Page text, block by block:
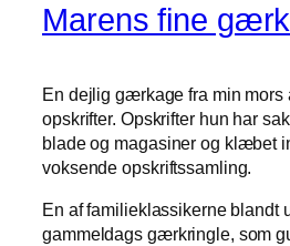
Marens fine
En dejlig gærkage fra min mors
opskrifter. Opskrifter hun har
blade og magasiner og klæbet
voksende opskriftssamling.
En af familieklassikerne blandt
gammeldags gærkringle, som